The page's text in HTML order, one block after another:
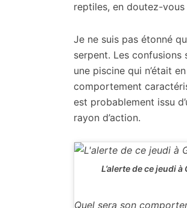
reptiles, en doutez-vous
Je ne suis pas étonné
serpent. Les confusions
une piscine qui n’était
comportement
est probablement issu
rayon d’action.
L’alerte de ce jeudi
Quel sera son